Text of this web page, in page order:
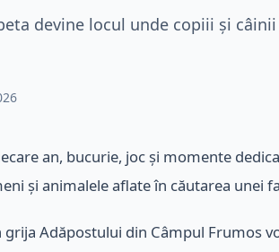
devine locul unde copiii și
an, bucurie, joc și momente
și animalele aflate în căutarea unei
Adăpostului din Câmpul Frumos